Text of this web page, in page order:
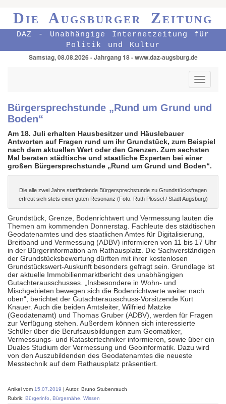
Die Augsburger Zeitung
DAZ - Unabhängige Internetzeitung für
Politik und Kultur
Samstag, 08.08.2026 - Jahrgang 18 - www.daz-augsburg.de
Toggle
Bürgersprechstunde „Rund um Grund und
Boden“
Am 18. Juli erhalten Hausbesitzer und Häuslebauer
Antworten auf Fragen rund um ihr Grundstück, zum Beispiel
nach dem aktuellen Wert oder den Grenzen. Zum sechsten
Mal beraten städtische und staatliche Experten bei einer
großen Bürgersprechstunde „Rund um Grund und Boden“.
Die alle zwei Jahre stattfindende Bürgersprechstunde zu Grundstücksfragen
erfreut sich stets einer guten Resonanz (Foto: Ruth Plössel / Stadt Augsburg)
Grundstück, Grenze, Bodenrichtwert und Vermessung lauten die
Themen am kommenden Donnerstag. Fachleute des städtischen
Geodatenamtes und des staatlichen Amtes für Digitalisierung,
Breitband und Vermessung (ADBV) informieren von 11 bis 17 Uhr
in der Bürgerinformation am Rathausplatz. Die Sachverständigen
der Grundstücksbewertung dürften mit ihrer kostenlosen
Grundstückswert-Auskunft besonders gefragt sein. Grundlage ist
der aktuelle Immobilienmarktbericht des unabhängigen
Gutachterausschusses. „Insbesondere in Wohn- und
Mischgebieten bewegen sich die Bodenrichtwerte weiter nach
oben“, berichtet der Gutachterausschuss-Vorsitzende Kurt
Knauer. Auch die beiden Amtsleiter, Wilfried Matzke
(Geodatenamt) und Thomas Gruber (ADBV), werden für Fragen
zur Verfügung stehen. Außerdem können sich interessierte
Schüler über die Berufsausbildungen zum Geomatiker,
Vermessungs- und Katastertechniker informieren, sowie über ein
Duales Studium der Vermessung und Geoinformatik. Dazu wird
von den Auszubildenden des Geodatenamtes die neueste
Messtechnik auf dem Rathausplatz präsentiert.
Artikel vom 15.07.2019 | Autor: Bruno Stubenrauch
Rubrik: Bürgerinfo Bürgernähe Wissen